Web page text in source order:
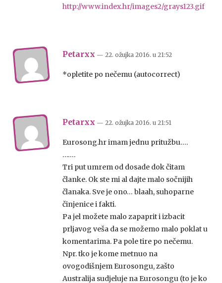
http://www.index.hr/images2/grays123.gif
Petarxx — 22. ožujka 2016. u 21:52
*opletite po nečemu (autocorrect)
Petarxx — 22. ožujka 2016. u 21:51
Eurosong.hr imam jednu pritužbu….
…….
Tri put umrem od dosade dok čitam
članke. Ok ste mi al dajte malo sočnijih
članaka. Sve je ono… blaah, suhoparne
činjenice i fakti.
Pa jel možete malo zapaprit i izbacit
prljavog veša da se možemo malo poklat u
komentarima. Pa pole tire po nečemu.
Npr. tko je kome metnuo na
ovogodišnjem Eurosongu, zašto
Australija sudjeluje na Eurosongu (to je ko